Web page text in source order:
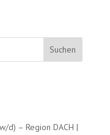
Suchen
d) – Region DACH |